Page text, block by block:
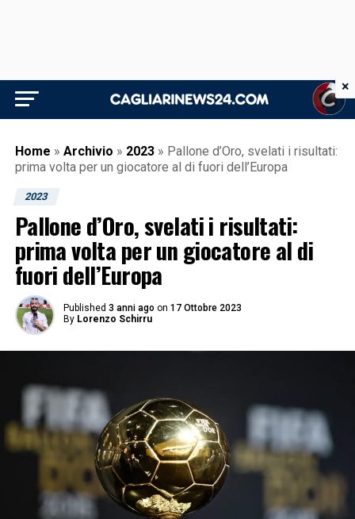
Home » Archivio » 2023 » Pallone d’Oro, svelati i risultati:
prima volta per un giocatore al di fuori dell’Europa
2023
Pallone d’Oro, svelati i risultati:
prima volta per un giocatore al di
fuori dell’Europa
Published 3 anni ago on 17 Ottobre 2023
By Lorenzo Schirru
×